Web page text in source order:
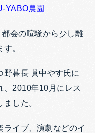
YABO農園
会の喧騒から少し離
。
野暮長 眞中やす氏に
、2010年10月にレス
した。
イブ、演劇などのイ